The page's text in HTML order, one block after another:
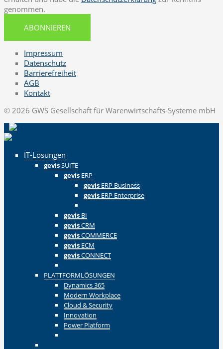
genommen.
ABONNIEREN
Impressum
Datenschutz
Barrierefreiheit
AGB
Kontakt
© 2026 GWS Gesellschaft für Warenwirtschafts-Systeme mbH
IT-Lösungen
gevisSUITE
gevis ERP
gevis ERP Business
gevis ERP Enterprise
gevis BI
gevisCRM
gevisCOMMERCE
gevis ECM
gevisCONNECT
PLATTFORMLÖSUNGEN
Dynamics 365
Modern Workplace
Cloud & Security
Innovation
Power Platform